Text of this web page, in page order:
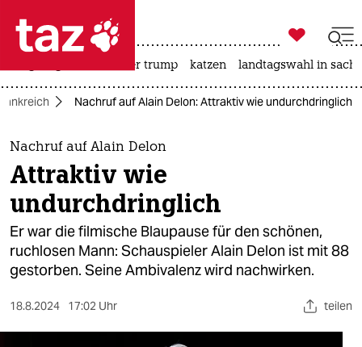
 taz zahl ich
taz zahl ich
themen
politik
öko
gesellschaft
sport

taz zahl ich
usa unter trump katzen landtagswahl in
Nachruf auf Alain Delon: Attraktiv wie undurchdringlich
Nachruf auf Alain Delon
Attraktiv wie
undurchdringlich
Er war die filmische Blaupause für den schönen,
ruchlosen Mann: Schauspieler Alain Delon ist mit 88
gestorben. Seine Ambivalenz wird nachwirken.
18.8.2024 17:02 Uhr teilen